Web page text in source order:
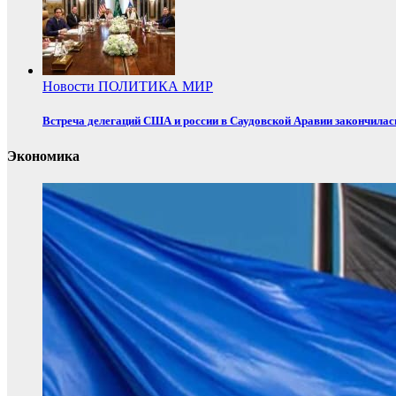
Новости ПОЛИТИКА МИР
Встреча делегаций США и россии в Саудовской Аравии
Экономика